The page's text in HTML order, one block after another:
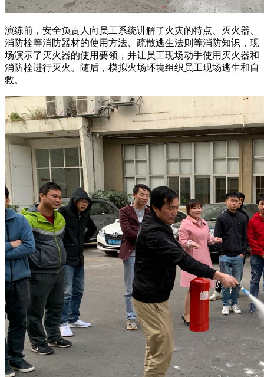
演练前，安全负责人向员工系统讲解了火灾的特点、灭火器、
消防栓等消防器材的使用方法、疏散逃生法则等消防知识，现
场演示了灭火器的使用要领，并让员工现场动手使用灭火器和
消防栓进行灭火。随后，模拟火场环境组织员工现场逃生和自
救。